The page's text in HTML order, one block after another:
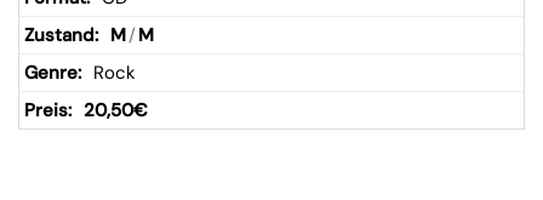
M/ M
Rock
20,50€